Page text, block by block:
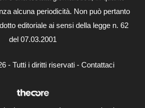
alcuna periodicità. Non può pertanto
editoriale ai sensi della legge n. 62
del 07.03.2001
- Tutti i diritti riservati - Contattaci